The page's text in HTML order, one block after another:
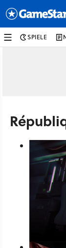
SPIELE